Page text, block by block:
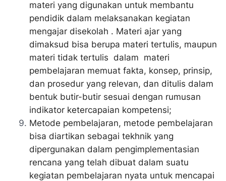
materi yang digunakan untuk membantu
pendidik dalam melaksanakan kegiatan
mengajar disekolah . Materi ajar yang
dimaksud bisa berupa materi tertulis, maupun
materi tidak tertulis dalam materi
pembelajaran memuat fakta, konsep, prinsip,
dan prosedur yang relevan, dan ditulis dalam
bentuk butir-butir sesuai dengan rumusan
indikator ketercapaian kompetensi;
Metode pembelajaran, metode pembelajaran
bisa diartikan sebagai tekhnik yang
dipergunakan dalam pengimplementasian
rencana yang telah dibuat dalam suatu
kegiatan pembelajaran nyata untuk mencapai